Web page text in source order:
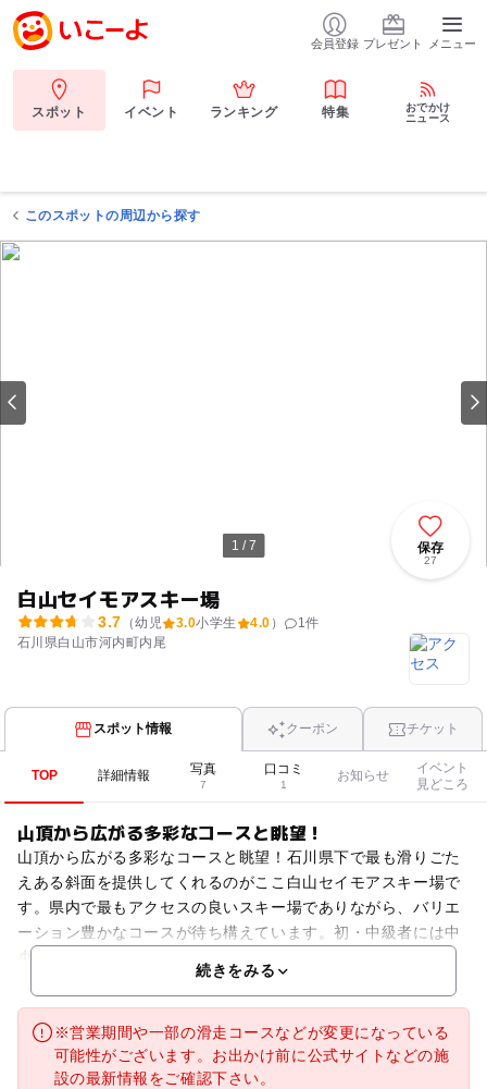
会員登録 プレゼント メニュー
スポット イベント ランキング 特集
おでかけ
ニュース
このスポットの周辺から探す
1 / 7
白山セイモアスキー場
3.7 （幼児 3.0小学生 4.0 ） 1件
石川県白山市河内町内尾
保存
27
スポット情報 クーポン チケット
TOP 詳細情報 写真
7
口コミ
1
お知らせ
イベント
見どころ
山頂から広がる多彩なコースと眺望！
山頂から広がる多彩なコースと眺望！石川県下で最も滑りごた
えある斜面を提供してくれるのがここ白山セイモアスキー場で
す。県内で最もアクセスの良いスキー場でありながら、バリエ
ーション豊かなコースが待ち構えています。初・中級者には中
続きをみる
※営業期間や一部の滑走コースなどが変更になっている
可能性がございます。お出かけ前に公式サイトなどの施
設の最新情報をご確認下さい。